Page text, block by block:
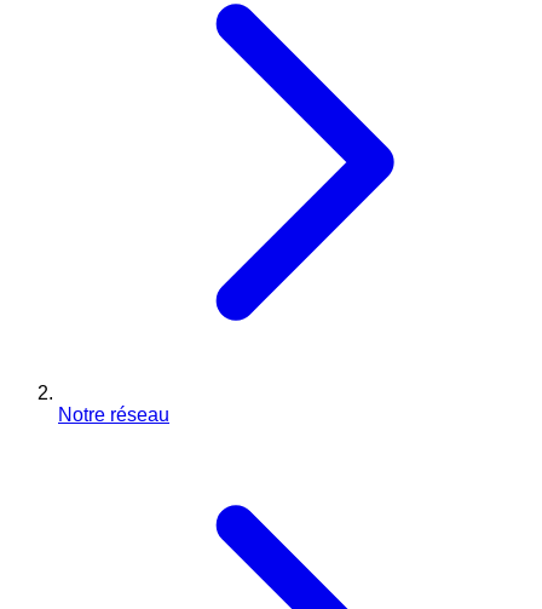
Notre réseau